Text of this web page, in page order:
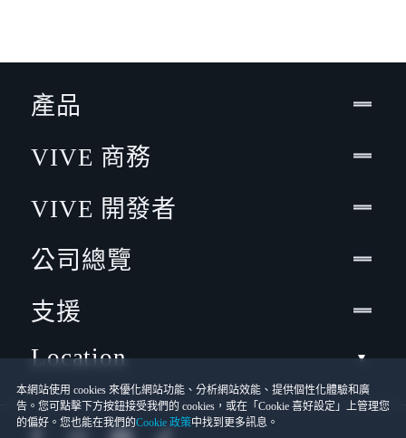
本網站使用 cookies 來優化網站功能、分析網站效能、提供個性化體驗和廣
告。您可點擊下方按鈕接受我們的 cookies，或在「Cookie 喜好設定」上管理您
的偏好。您也能在我們的Cookie 政策中找到更多訊息。
產品
VIVE 商務
VIVE 開發者
公司總覽
支援
Location